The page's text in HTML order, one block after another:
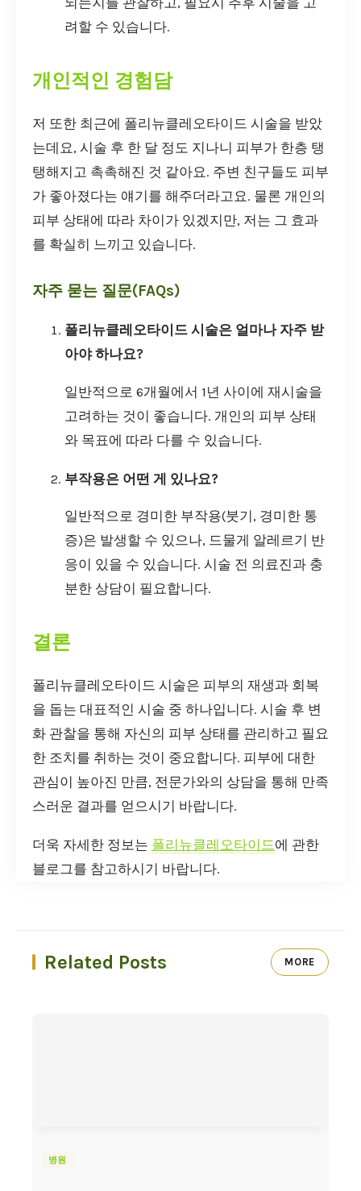
려할 수 있습니다.
개인적인 경험담
저 또한 최근에 폴리뉴클레오타이드 시술을 받았
는데요, 시술 후 한 달 정도 지나니 피부가 한층 탱
탱해지고 촉촉해진 것 같아요. 주변 친구들도 피부
가 좋아졌다는 얘기를 해주더라고요. 물론 개인의
피부 상태에 따라 차이가 있겠지만, 저는 그 효과
를 확실히 느끼고 있습니다.
자주 묻는 질문(FAQs)
폴리뉴클레오타이드 시술은 얼마나 자주 받
아야 하나요?
일반적으로 6개월에서 1년 사이에 재시술을
고려하는 것이 좋습니다. 개인의 피부 상태
와 목표에 따라 다를 수 있습니다.
부작용은 어떤 게 있나요?
일반적으로 경미한 부작용(붓기, 경미한 통
증)은 발생할 수 있으나, 드물게 알레르기 반
응이 있을 수 있습니다. 시술 전 의료진과 충
분한 상담이 필요합니다.
결론
폴리뉴클레오타이드 시술은 피부의 재생과 회복
을 돕는 대표적인 시술 중 하나입니다. 시술 후 변
화 관찰을 통해 자신의 피부 상태를 관리하고 필요
한 조치를 취하는 것이 중요합니다. 피부에 대한
관심이 높아진 만큼, 전문가와의 상담을 통해 만족
스러운 결과를 얻으시기 바랍니다.
더욱 자세한 정보는 폴리뉴클레오타이드에 관한
블로그를 참고하시기 바랍니다.
Related Posts MORE
병원